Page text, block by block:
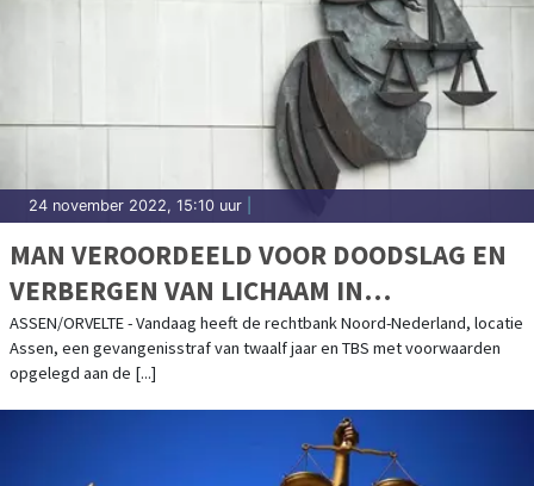
24 november 2022, 15:10 uur
MAN VEROORDEELD VOOR DOODSLAG EN
VERBERGEN VAN LICHAAM IN
DAKKOFFERZAAK
ASSEN/ORVELTE - Vandaag heeft de rechtbank Noord-Nederland, locatie
Assen, een gevangenisstraf van twaalf jaar en TBS met voorwaarden
opgelegd aan de [...]